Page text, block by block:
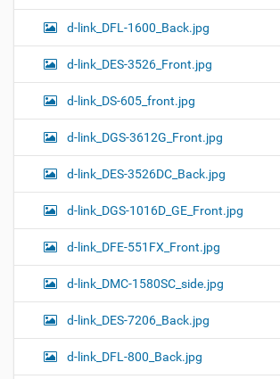
d-link_DFL-1600_Back.jpg
d-link_DES-3526_Front.jpg
d-link_DS-605_front.jpg
d-link_DGS-3612G_Front.jpg
d-link_DES-3526DC_Back.jpg
d-link_DGS-1016D_GE_Front.jpg
d-link_DFE-551FX_Front.jpg
d-link_DMC-1580SC_side.jpg
d-link_DES-7206_Back.jpg
d-link_DFL-800_Back.jpg